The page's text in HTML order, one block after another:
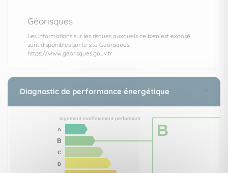
Géorisques
Les informations sur les risques auxquels ce bien est exposé
sont disponibles sur le site Géorisques.
https://www.georisques.gouv.fr
Diagnostic de performance énergétique